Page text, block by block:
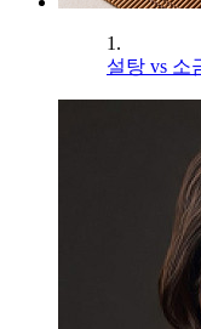
1.
설탕 vs 소